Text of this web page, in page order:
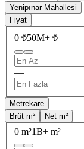
Yenipınar Mahallesi
Fiyat
0 ₺50M+ ₺
—
Metrekare
Brüt m²
Net m²
0 m²1B+ m²